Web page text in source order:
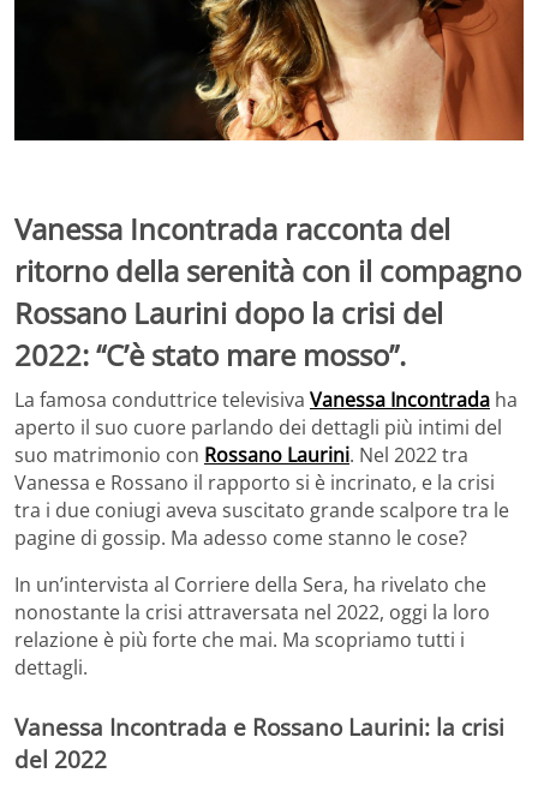
Vanessa Incontrada racconta del
ritorno della serenità con il compagno
Rossano Laurini dopo la crisi del
2022: “C’è stato mare mosso”.
La famosa conduttrice televisiva Vanessa Incontrada ha
aperto il suo cuore parlando dei dettagli più intimi del
suo matrimonio con Rossano Laurini. Nel 2022 tra
Vanessa e Rossano il rapporto si è incrinato, e la crisi
tra i due coniugi aveva suscitato grande scalpore tra le
pagine di gossip. Ma adesso come stanno le cose?
In un’intervista al Corriere della Sera, ha rivelato che
nonostante la crisi attraversata nel 2022, oggi la loro
relazione è più forte che mai. Ma scopriamo tutti i
dettagli.
Vanessa Incontrada e Rossano Laurini: la crisi
del 2022